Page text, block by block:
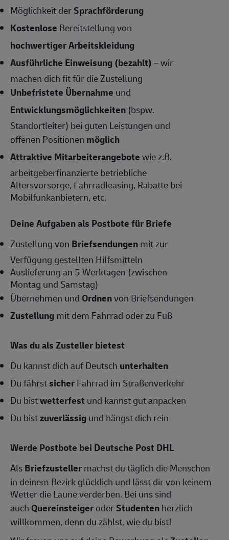
Möglichkeit derSprachförderung
Kostenlose Bereitstellung von
hochwertiger Arbeitskleidung
Ausführliche Einweisung (bezahlt)– wir
machen dich fit für die Zustellung
Unbefristete Übernahme und
Entwicklungsmöglichkeiten (bspw.
Standortleiter) bei guten Leistungen und
offenen Positionen möglich
Attraktive Mitarbeiterangebotewie z.B.
arbeitgeberfinanzierte betriebliche
Altersvorsorge, Fahrradleasing, Rabatte bei
Mobilfunkanbietern, etc.
Deine Aufgaben als Postbote für Briefe
Zustellung von Briefsendungenmit zur
Verfügung gestellten Hilfsmitteln
Auslieferung an 5 Werktagen (zwischen
Montag und Samstag)
Übernehmen und Ordnenvon Briefsendungen
Zustellungmit dem Fahrrad oder zu Fuß
Was du als Zusteller bietest
Du kannst dich auf Deutsch unterhalten
Du fährstsicherFahrrad im Straßenverkehr
Du bistwetterfest und kannst gut anpacken
Du bistzuverlässigund hängst dich rein
Werde Postbote bei Deutsche Post DHL
AlsBriefzustellermachst du täglich die Menschen
in deinem Bezirk glücklich und lässt dir von keinem
Wetter die Laune verderben. Bei uns sind
auch QuereinsteigeroderStudentenherzlich
willkommen, denn du zählst, wie du bist!